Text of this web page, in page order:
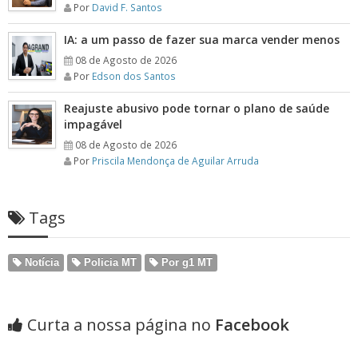
Por David F. Santos
IA: a um passo de fazer sua marca vender menos
08 de Agosto de 2026
Por Edson dos Santos
Reajuste abusivo pode tornar o plano de saúde
impagável
08 de Agosto de 2026
Por Priscila Mendonça de Aguilar Arruda
Tags
Notícia Policia MT Por g1 MT
Curta a nossa página no Facebook